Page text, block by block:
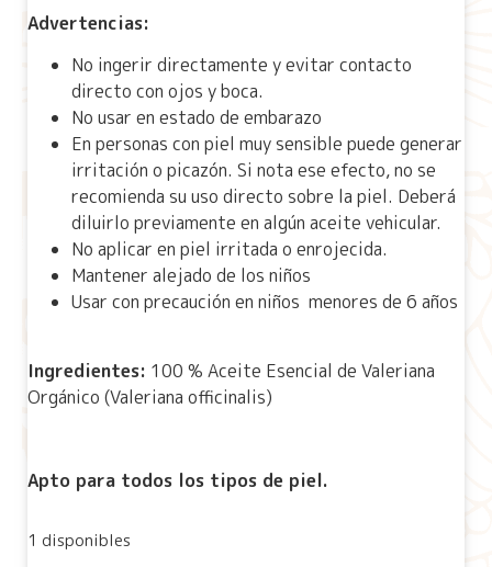
Advertencias:
No ingerir directamente y evitar contacto
directo con ojos y boca.
No usar en estado de embarazo
En personas con piel muy sensible puede generar
irritación o picazón. Si nota ese efecto, no se
recomienda su uso directo sobre la piel. Deberá
diluirlo previamente en algún aceite vehicular.
No aplicar en piel irritada o enrojecida.
Mantener alejado de los niños
Usar con precaución en niños menores de 6 años
Ingredientes: 100 % Aceite Esencial de Valeriana
Orgánico (Valeriana officinalis)
Apto para todos los tipos de piel.
1 disponibles